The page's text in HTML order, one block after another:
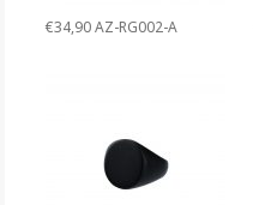
€34,90 AZ-RG002-A